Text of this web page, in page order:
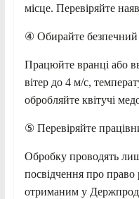
місце. Перевіряйте
④ Обирайте безпечний
Працюйте вранці або
вітер до 4 м/с,
обробляйте квітучі
⑤ Перевіряйте
Обробку проводять
посвідчення про
отриманим у